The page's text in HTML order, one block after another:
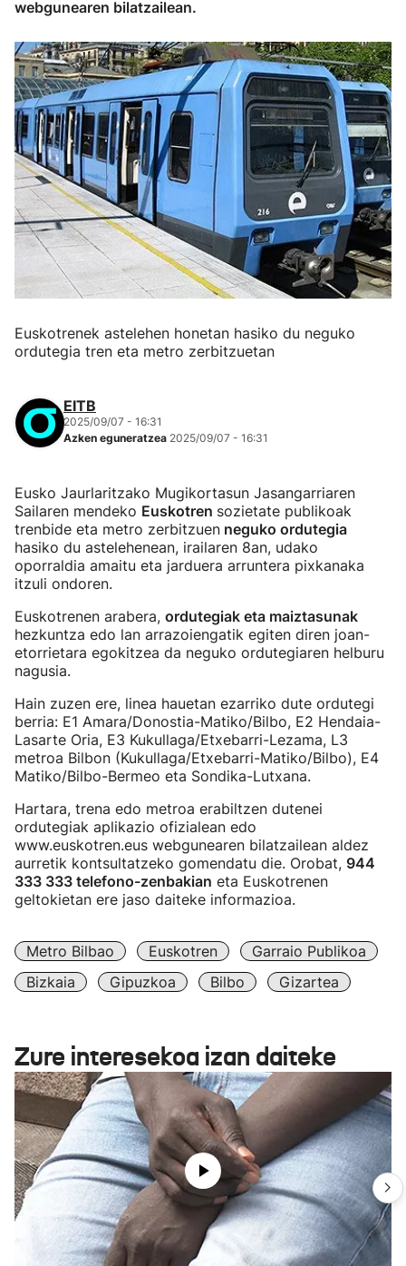
webgunearen bilatzailean.
Euskotrenek astelehen honetan hasiko du neguko
ordutegia tren eta metro zerbitzuetan
EITB
2025/09/07 - 16:31
Azken eguneratzea 2025/09/07 - 16:31
Eusko Jaurlaritzako Mugikortasun Jasangarriaren
Sailaren mendeko Euskotren sozietate publikoak
trenbide eta metro zerbitzuen neguko ordutegia
hasiko du astelehenean, irailaren 8an, udako
oporraldia amaitu eta jarduera arruntera pixkanaka
itzuli ondoren.
Euskotrenen arabera, ordutegiak eta maiztasunak
hezkuntza edo lan arrazoiengatik egiten diren joan-
etorrietara egokitzea da neguko ordutegiaren helburu
nagusia.
Hain zuzen ere, linea hauetan ezarriko dute ordutegi
berria: E1 Amara/Donostia-Matiko/Bilbo, E2 Hendaia-
Lasarte Oria, E3 Kukullaga/Etxebarri-Lezama, L3
metroa Bilbon (Kukullaga/Etxebarri-Matiko/Bilbo), E4
Matiko/Bilbo-Bermeo eta Sondika-Lutxana.
Hartara, trena edo metroa erabiltzen dutenei
ordutegiak aplikazio ofizialean edo
www.euskotren.eus webgunearen bilatzailean aldez
aurretik kontsultatzeko gomendatu die. Orobat, 944
333 333 telefono-zenbakian eta Euskotrenen
geltokietan ere jaso daiteke informazioa.
Metro Bilbao Euskotren
Garraio Publikoa
Bizkaia
Gipuzkoa Bilbo Gizartea
Zure interesekoa izan daiteke